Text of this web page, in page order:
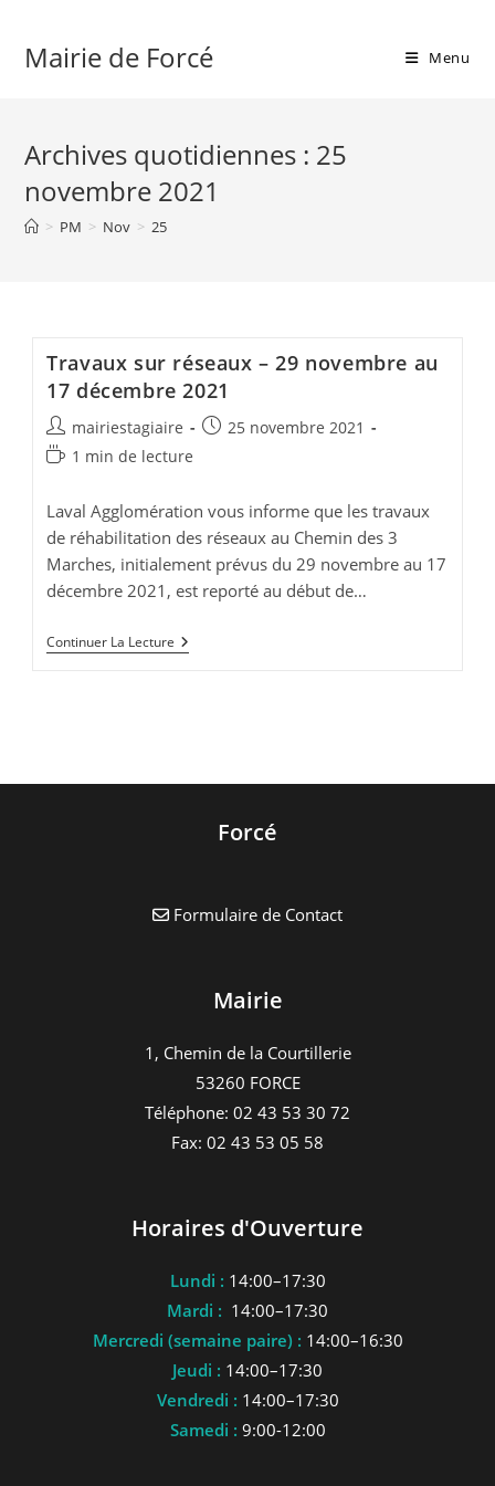
contentMairie de Forcé Menu
Archives quotidiennes : 25
novembre 2021
> PM > Nov > 25
Travaux sur réseaux – 29 novembre au
17 décembre 2021
Auteur/autrice
de
mairiestagiaire
Publication
25 novembre 2021
Temps
lecture :
1 min de lecture
Laval Agglomération vous informe que les travaux
de réhabilitation des réseaux au Chemin des 3
Marches, initialement prévus du 29 novembre au 17
décembre 2021, est reporté au début de…
Continuer La Lecture Travaux
Sur
Décembre
Forcé
Formulaire de Contact
Mairie
1, Chemin de la Courtillerie
53260 FORCE
Téléphone: 02 43 53 30 72
Fax: 02 43 53 05 58
Horaires d'Ouverture
Lundi : 14:00–17:30
Mardi : 14:00–17:30
Mercredi (semaine paire) : 14:00–16:30
Jeudi : 14:00–17:30
Vendredi : 14:00–17:30
Samedi : 9:00-12:00